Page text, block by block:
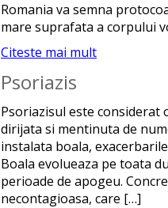
Romania va semna
mare suprafata a corpului
Citeste mai mult
Psoriazis
Psoriazisul este
dirijata si mentinuta de
instalata boala,
Boala evolueaza pe toata
perioade de apogeu.
necontagioasa, care […]